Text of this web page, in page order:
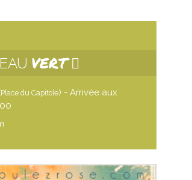
VERT
Place du Capitole) - Arrivée aux